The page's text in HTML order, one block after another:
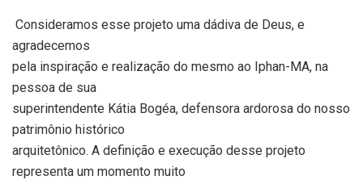
Consideramos esse projeto uma dádiva de Deus, e
agradecemos
pela inspiração e realização do mesmo ao Iphan-MA, na
pessoa de sua
superintendente Kátia Bogéa, defensora ardorosa do nosso
patrimônio histórico
arquitetônico. A definição e execução desse projeto
representa um momento muito